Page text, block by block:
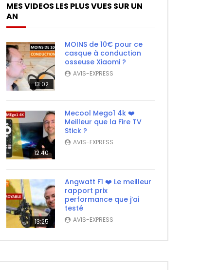
MES VIDEOS LES PLUS VUES SUR UN
AN
13:02
MOINS de 10€ pour ce
casque à conduction
osseuse Xiaomi ?
AVIS-EXPRESS
12:40
Mecool Mego1 4k ❤️
Meilleur que la Fire TV
Stick ?
AVIS-EXPRESS
13:25
Angwatt F1 ❤️ Le meilleur
rapport prix
performance que j’ai
testé
AVIS-EXPRESS